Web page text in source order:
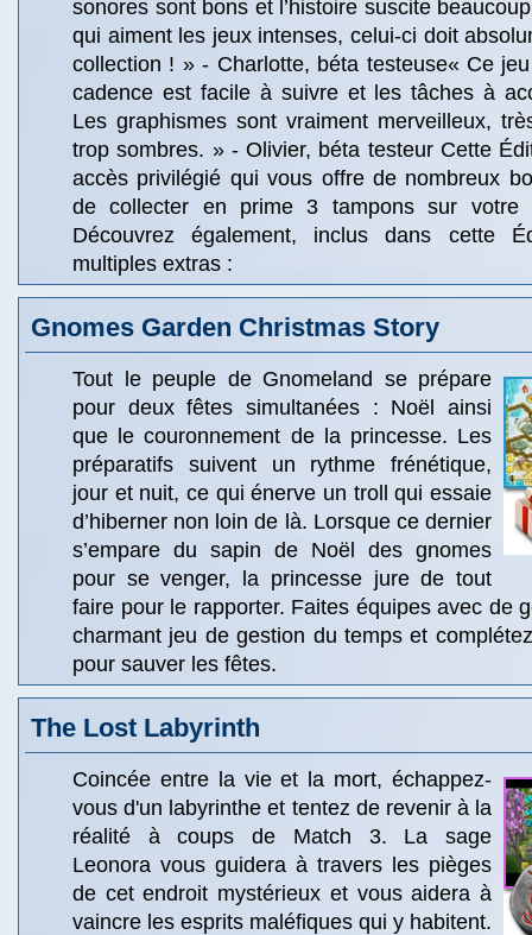
sonores sont bons et l’histoire suscite
qui aiment les jeux intenses, celui-ci doit
collection ! » - Charlotte, béta testeuse« Ce
cadence est facile à suivre et les tâches à
Les graphismes sont vraiment merveilleux,
trop sombres. » - Olivier, béta testeur Cette
accès privilégié qui vous offre de nombreux
de collecter en prime 3 tampons sur votre
Découvrez également, inclus dans cette
multiples extras :
Gnomes Garden Christmas Story
Tout le peuple de Gnomeland se prépare
pour deux fêtes simultanées : Noël ainsi
que le couronnement de la princesse. Les
préparatifs suivent un rythme frénétique,
jour et nuit, ce qui énerve un troll qui essaie
d’hiberner non loin de là. Lorsque ce dernier
s’empare du sapin de Noël des gnomes
pour se venger, la princesse jure de tout
faire pour le rapporter. Faites équipes avec de
charmant jeu de gestion du temps et
pour sauver les fêtes.
The Lost Labyrinth
Coincée entre la vie et la mort, échappez-
vous d'un labyrinthe et tentez de revenir à la
réalité à coups de Match 3. La sage
Leonora vous guidera à travers les pièges
de cet endroit mystérieux et vous aidera à
vaincre les esprits maléfiques qui y habitent.